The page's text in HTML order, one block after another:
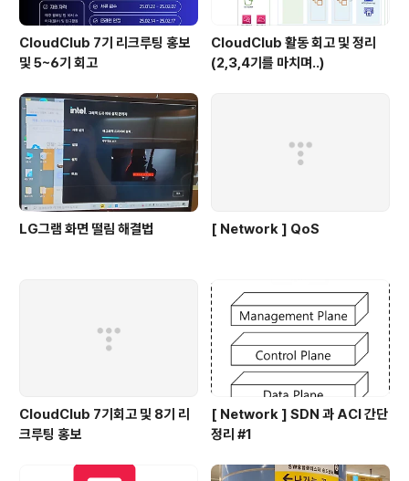
CloudClub 7기 리크루팅 홍보
및 5~6기 회고
CloudClub 활동 회고 및 정리
(2,3,4기를 마치며..)
LG그램 화면 떨림 해결법 [ Network ] QoS
CloudClub 7기회고 및 8기 리
크루팅 홍보
[ Network ] SDN 과 ACI 간단
정리 #1